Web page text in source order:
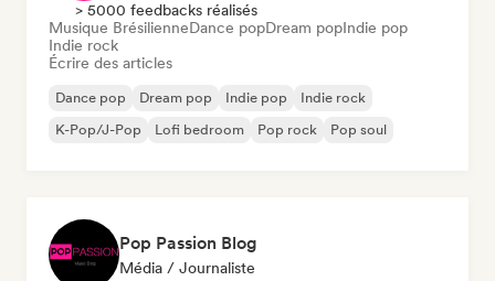
> 5000 feedbacks réalisés
Musique BrésilienneDance popDream popIndie pop
Indie rock
Écrire des articles
Dance pop Dream pop Indie pop
Indie rock
K-Pop/J-Pop
Lofi bedroom Pop rock Pop soul
Pop Passion Blog
Média / Journaliste